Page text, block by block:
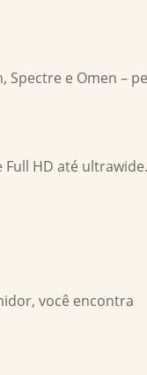
Spectre e Omen –
HD até ultrawide.
você encontra